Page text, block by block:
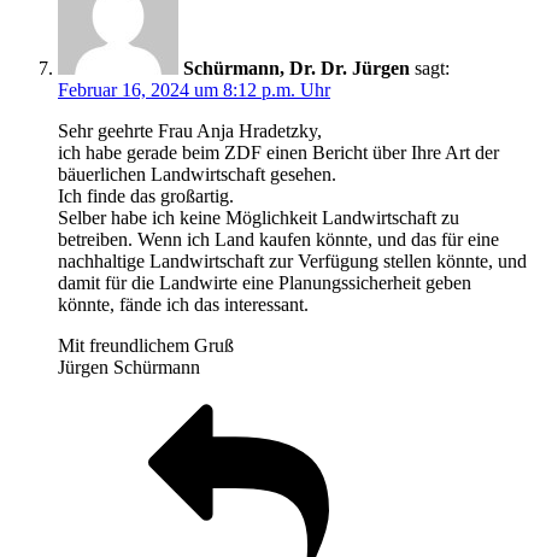
Schürmann, Dr. Dr. Jürgen sagt:
Februar 16, 2024 um 8:12 p.m. Uhr
Sehr geehrte Frau Anja Hradetzky,
ich habe gerade beim ZDF einen Bericht über Ihre Art der
bäuerlichen Landwirtschaft gesehen.
Ich finde das großartig.
Selber habe ich keine Möglichkeit Landwirtschaft zu
betreiben. Wenn ich Land kaufen könnte, und das für eine
nachhaltige Landwirtschaft zur Verfügung stellen könnte, und
damit für die Landwirte eine Planungssicherheit geben
könnte, fände ich das interessant.
Mit freundlichem Gruß
Jürgen Schürmann